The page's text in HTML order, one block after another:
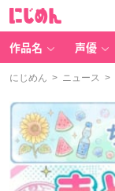
作品名 声優
にじめん > ニュース >